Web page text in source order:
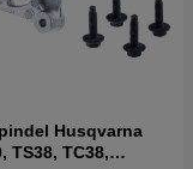
till
Husqvarna
TS38, TC38,